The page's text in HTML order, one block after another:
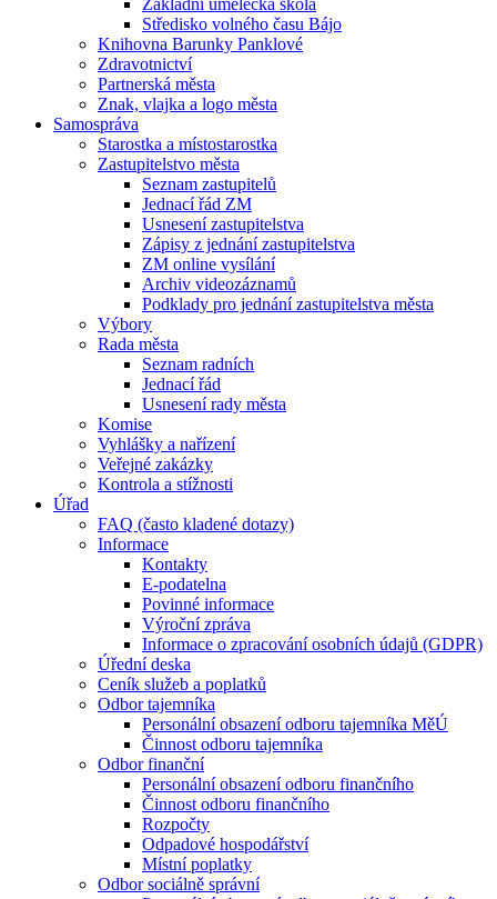
Základní umělecká škola
Středisko volného času Bájo
Knihovna Barunky Panklové
Zdravotnictví
Partnerská města
Znak, vlajka a logo města
Samospráva
Starostka a místostarostka
Zastupitelstvo města
Seznam zastupitelů
Jednací řád ZM
Usnesení zastupitelstva
Zápisy z jednání zastupitelstva
ZM online vysílání
Archiv videozáznamů
Podklady pro jednání zastupitelstva města
Výbory
Rada města
Seznam radních
Jednací řád
Usnesení rady města
Komise
Vyhlášky a nařízení
Veřejné zakázky
Kontrola a stížnosti
Úřad
FAQ (často kladené dotazy)
Informace
Kontakty
E-podatelna
Povinné informace
Výroční zpráva
Informace o zpracování osobních údajů (GDPR)
Úřední deska
Ceník služeb a poplatků
Odbor tajemníka
Personální obsazení odboru tajemníka MěÚ
Činnost odboru tajemníka
Odbor finanční
Personální obsazení odboru finančního
Činnost odboru finančního
Rozpočty
Odpadové hospodářství
Místní poplatky
Odbor sociálně správní